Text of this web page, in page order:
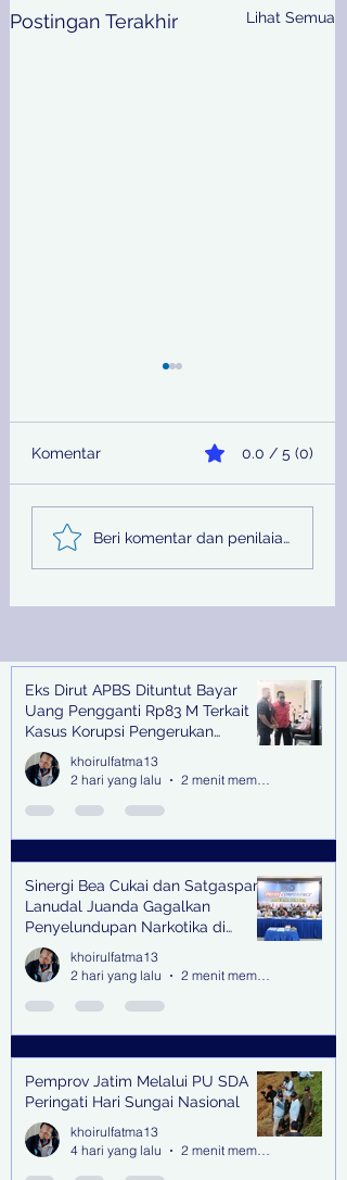
Postingan Terakhir Lihat Semua
Sinergi Bea Cukai dan
Satgaspam Lanudal
Juanda Gagalkan
Komentar 0.0 / 5 (0)
Beri komentar dan penilaian...
Recent Posts
Eks Dirut APBS Dituntut Bayar
Uang Pengganti Rp83 M Terkait
Kasus Korupsi Pengerukan
Tanjung Perak
khoirulfatma13
2 hari yang lalu
2 menit membaca
Sinergi Bea Cukai dan Satgaspam
Lanudal Juanda Gagalkan
Penyelundupan Narkotika di
Bandara Juanda
khoirulfatma13
2 hari yang lalu
2 menit membaca
Pemprov Jatim Melalui PU SDA
Peringati Hari Sungai Nasional
khoirulfatma13
4 hari yang lalu
2 menit membaca